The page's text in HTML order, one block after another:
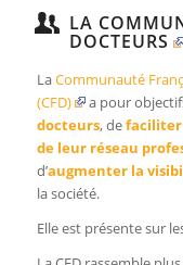
LA
DOCTEURS
LaCommunauté
(CFD)
a pour
docteurs, defaciliter
de leur réseau
d’augmenter la
la société.
Elle est présente sur